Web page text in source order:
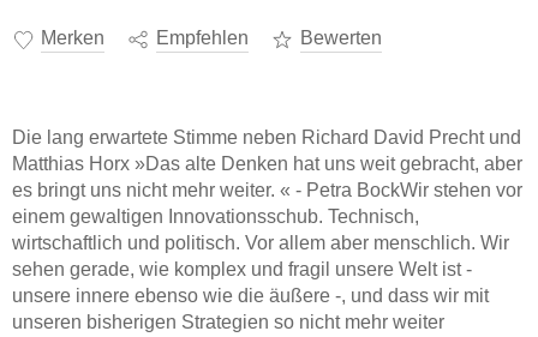
Merken Empfehlen Bewerten
Die lang erwartete Stimme neben Richard David Precht und
Matthias Horx »Das alte Denken hat uns weit gebracht, aber
es bringt uns nicht mehr weiter. « - Petra BockWir stehen vor
einem gewaltigen Innovationsschub. Technisch,
wirtschaftlich und politisch. Vor allem aber menschlich. Wir
sehen gerade, wie komplex und fragil unsere Welt ist -
unsere innere ebenso wie die äußere -, und dass wir mit
unseren bisherigen Strategien so nicht mehr weiter